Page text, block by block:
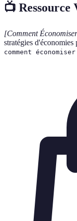
📺 Ressource
[Comment
stratégies d'économies
comment